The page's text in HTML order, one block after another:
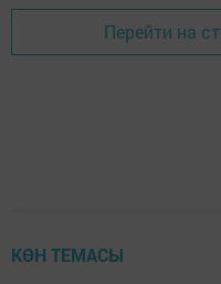
Перейти на
КӨН ТЕМАСЫ